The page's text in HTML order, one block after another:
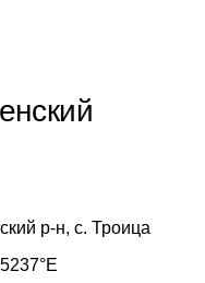
р-н, с. Троица